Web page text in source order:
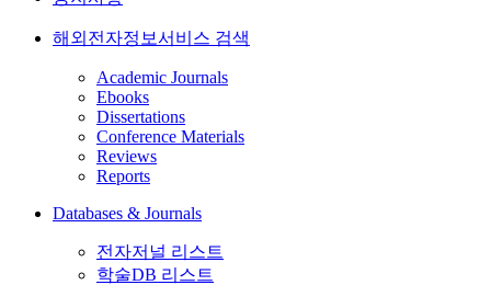
해외전자정보서비스 검색
Academic Journals
Ebooks
Dissertations
Conference Materials
Reviews
Reports
Databases & Journals
전자저널 리스트
학술DB 리스트